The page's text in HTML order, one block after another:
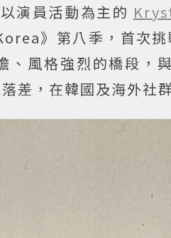
演員活動為主的
》第八季，首次
、風格強烈的橋段，
差，在韓國及海外社